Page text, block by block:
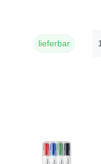
lieferbar